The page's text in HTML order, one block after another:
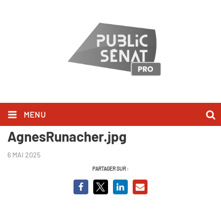
MENU
Capture d’écran
AgnesRunacher.jpg
6 MAI 2025
PARTAGER SUR :